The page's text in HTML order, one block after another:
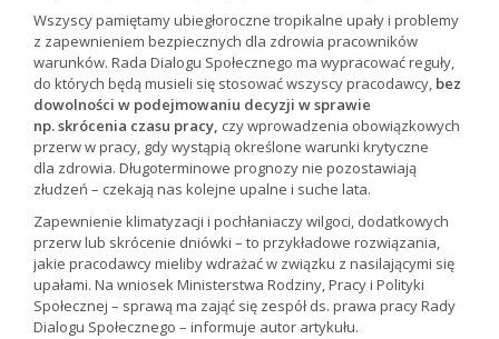
Wszyscy pamiętamy ubiegłoroczne tropikalne upały i problemy
z zapewnieniem bezpiecznych dla zdrowia pracowników
warunków. Rada Dialogu Społecznego ma wypracować reguły,
do których będą musieli się stosować wszyscy pracodawcy, bez
dowolności w podejmowaniu decyzji w sprawie
np. skrócenia czasu pracy, czy wprowadzenia obowiązkowych
przerw w pracy, gdy wystąpią określone warunki krytyczne
dla zdrowia. Długoterminowe prognozy nie pozostawiają
złudzeń – czekają nas kolejne upalne i suche lata.
Zapewnienie klimatyzacji i pochłaniaczy wilgoci, dodatkowych
przerw lub skrócenie dniówki – to przykładowe rozwiązania,
jakie pracodawcy mieliby wdrażać w związku z nasilającymi się
upałami. Na wniosek Ministerstwa Rodziny, Pracy i Polityki
Społecznej – sprawą ma zająć się zespół ds. prawa pracy Rady
Dialogu Społecznego – informuje autor artykułu.